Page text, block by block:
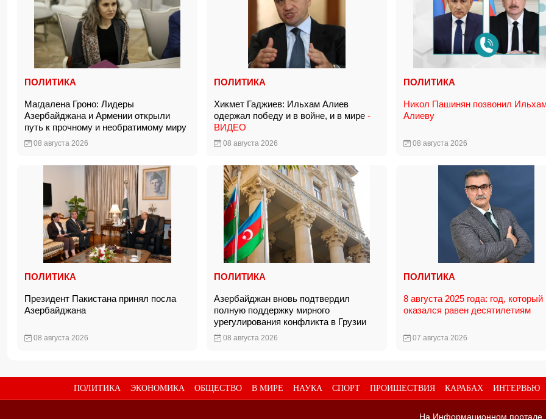
ПОЛИТИКА
Магдалена Гроно: Лидеры
Азербайджана и Армении открыли
путь к прочному и необратимому миру
08 августа 2026
ПОЛИТИКА
Хикмет Гаджиев: Ильхам Алиев
одержал победу и в войне, и в мире -
ВИДЕО
08 августа 2026
ПОЛИТИКА
Никол Пашинян позвонил
Алиеву
08 августа 2026
ПОЛИТИКА
Президент Пакистана принял посла
Азербайджана
08 августа 2026
ПОЛИТИКА
Азербайджан вновь подтвердил
полную поддержку мирного
урегулирования конфликта в Грузии
08 августа 2026
ПОЛИТИКА
8 августа 2025 года: год, который
оказался равен десятилетиям
07 августа 2026
ПОЛИТИКА ЭКОНОМИКА ОБЩЕСТВО В МИРЕ НАУКА СПОРТ ПРОИШЕСТВИЯ КАРАБАХ ИНТЕРВЬЮ
На Информационном портале